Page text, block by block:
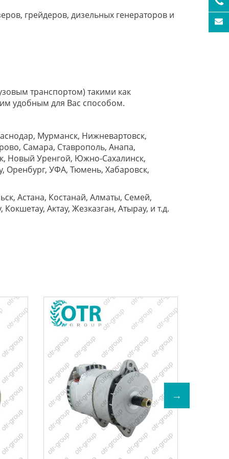
грейдеров, дизельных генераторов и
транспортом) такими как
удобным для Вас способом.
Мурманск, Нижневартовск,
Самара, Ставрополь, Анапа,
Новый Уренгой, Южно-Сахалинск,
Оренбург, УФА, Тюмень, Хабаровск,
Астана, Костанай, Алматы, Семей,
Актау, Жезказган, Атырау, и т.д.